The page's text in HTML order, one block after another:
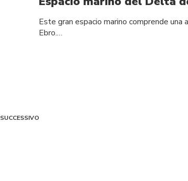
Este gran espacio marino comprende
Ebro.…
SUCCESSIVO